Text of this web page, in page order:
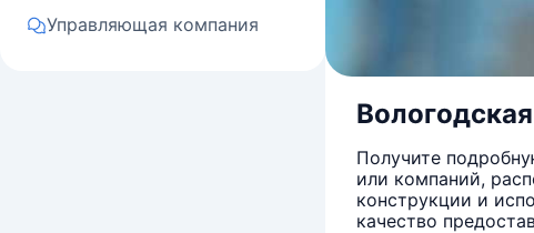
Управляющая компания
Получите
или компаний,
конструкции и
качество